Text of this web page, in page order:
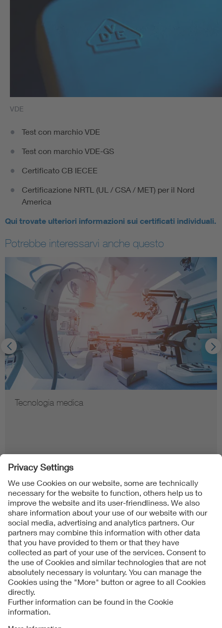
VDE
Test con marchio VDE
Test con marchio VDE-GS
Certificato CB IECEE
Certificazione NRTL (UL / CSA / MET) per il Nord
America
Qui trovate ulteriori informazioni sui certificati individuali.
Potrebbe interessarvi anche questo
Tecnologia medica
Follow us on
Imprint + Liability